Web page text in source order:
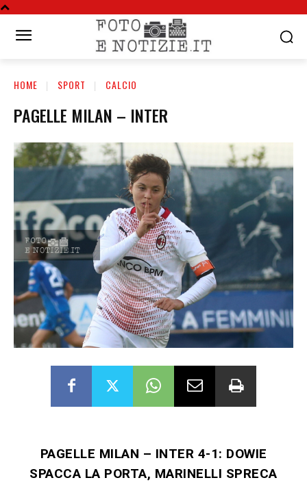
HOME SPORT CALCIO
PAGELLE MILAN – INTER
PAGELLE MILAN – INTER 4-1: DOWIE
SPACCA LA PORTA, MARINELLI SPRECA